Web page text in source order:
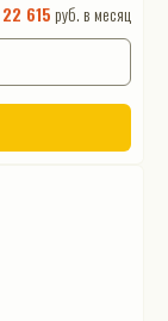
22 615 руб. в месяц